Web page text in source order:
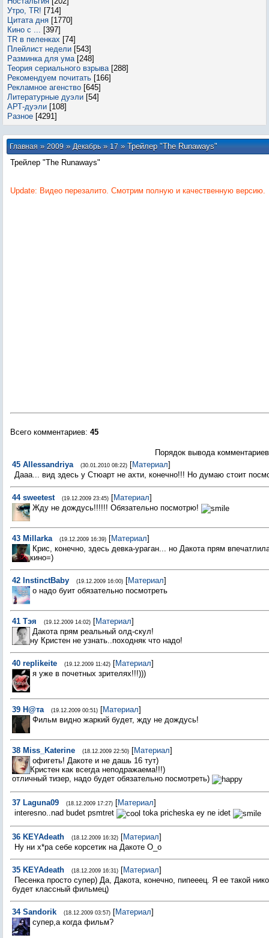
Утро, TR! [714]
Цитата дня [1770]
Кино с ... [397]
TR в пеленках [74]
Плейлист недели [543]
Разминка для ума [248]
Теория сериального взрыва [288]
Рекомендуем почитать [166]
Рекламное агенство [645]
Литературные дуэли [54]
АРТ-дуэли [108]
Разное [4291]
Главная»2009 » Декабрь » 17» Трейлер "The Runaways"
Трейлер "The Runaways"
Update: Видео перезалито. Смотрим полную и качественную версию.
Всего комментариев: 45
Порядок вывода
45 Allessandriya (30.01.2010 08:22) [Материал]
Дааа... вид здесь у Стюарт не ахти, конечно!!! Но думаю стоит
44 sweetest (19.12.2009 23:45) [Материал]
Жду не дождусь!!!!!! Обязательно посмотрю!
43 Millarka (19.12.2009 16:39) [Материал]
Крис, конечно, здесь девка-ураган... но Дакота прям
кино=)
42 InstinctBaby (19.12.2009 16:00) [Материал]
о надо буит обязательно посмотреть
41 Тэя (19.12.2009 14:02) [Материал]
Дакота прям реальный олд-скул!
ну Кристен не узнать..походняк что надо!
40 replikeite (19.12.2009 11:42) [Материал]
я уже в почетных зрителях!!!)))
39 Н@та (19.12.2009 00:51) [Материал]
Фильм видно жаркий будет, жду не дождусь!
38 Miss_Katerine (18.12.2009 22:50) [Материал]
офигеть! Дакоте и не дашь 16 тут)
Кристен как всегда неподражаема!!!)
отличный тизер, надо будет обязательно посмотреть)
37 Laguna09 (18.12.2009 17:27) [Материал]
interesno..nad budet psmtret
toka pricheska ey ne idet
36 KEYAdeath (18.12.2009 16:32) [Материал]
Ну ни х*ра себе корсетик на Дакоте О_о
35 KEYAdeath (18.12.2009 16:31) [Материал]
Песенка просто супер) Да, Дакота, конечно, пипееец. Я ее такой
будет классный фильмец)
34 Sandorik (18.12.2009 03:57) [Материал]
супер,а когда фильм?